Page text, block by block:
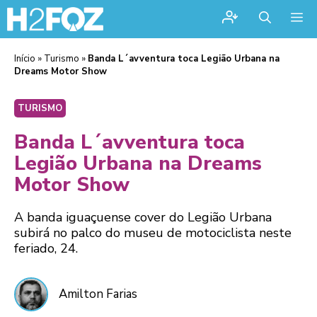
Início » Turismo » Banda L´avventura toca Legião Urbana na
Dreams Motor Show
TURISMO
Banda L´avventura toca
Legião Urbana na Dreams
Motor Show
A banda iguaçuense cover do Legião Urbana
subirá no palco do museu de motociclista neste
feriado, 24.
Amilton Farias